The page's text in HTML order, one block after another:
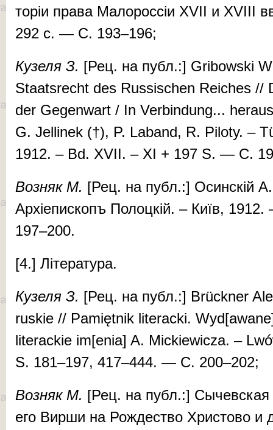
то­ріи пра­ва Ма­ло­рос­сіи XVII и XVIII
292 c. — С. 193–196;
Ку­зе­ля З. [Рец. на публ.:] Gri­bow­ski
Staatsrecht des Rus­sischen Rei­ches //
der Ge­genwart / In Ver­bin­dung...
G. Jel­linek (†), P. La­­band, R. Pi­lo­ty. –
1912. – Bd. XVII. – XI + 197 S. — С.
Воз­няк М. [Рец. на публ.:] Осин­скій
Ар­хі­е­пис­копъ По­лоц­кій. – Ки­­їв,
197–200.
[4.] Лі­те­ра­ту­ра.
Ку­зе­ля З. [Рец. на публ.:] Brückner
ruskie // Pam­ięt­­nik li­te­racki.
literack­ie im[e­nia] A. Mick­iewic­za. –
S. 181–197, 417–444. — С. 200–202;
Воз­няк М. [Рец. на публ.:]
его Вир­ши на Ро­ж­дес­тво Хрис­то­во и